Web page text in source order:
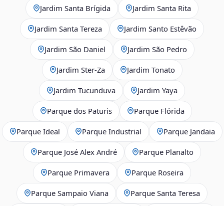
Jardim Santa Brígida Jardim Santa Rita
Jardim Santa Tereza Jardim Santo Estêvão
Jardim São Daniel Jardim São Pedro
Jardim Ster‑Za Jardim Tonato
Jardim Tucunduva Jardim Yaya
Parque dos Paturis Parque Flórida
Parque Ideal Parque Industrial Parque Jandaia
Parque José Alex André Parque Planalto
Parque Primavera Parque Roseira
Parque Sampaio Viana Parque Santa Teresa